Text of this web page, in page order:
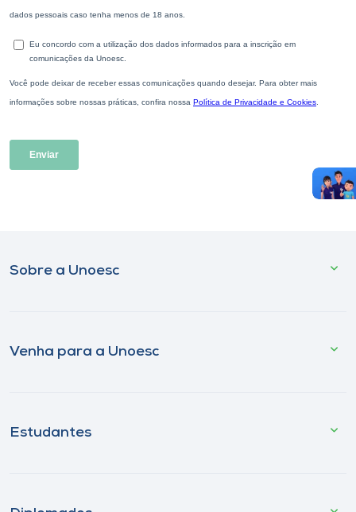
Sobre a Unoesc
Venha para a Unoesc
Estudantes